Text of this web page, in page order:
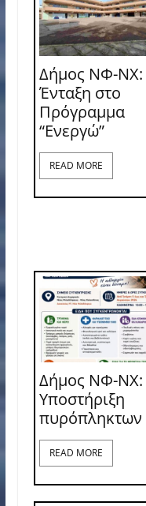
Δήμος ΝΦ-ΝΧ:
Ένταξη στο
Πρόγραμμα
“Ενεργώ”
READ MORE
Δήμος ΝΦ-ΝΧ:
Υποστήριξη
πυρόπληκτων
READ MORE